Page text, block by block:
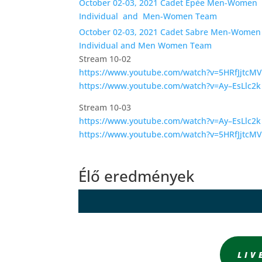
October 02-03, 2021 Cadet Epée Men-Women
Individual and Men-Women Team
October 02-03, 2021 Cadet Sabre Men-Women
Individual and Men Women Team
Stream 10-02
https://www.youtube.com/
https://www.youtube.com/watch?v=Ay–EsLlc2k
Stream 10-03
https://www.youtube.com/watch?v=Ay–EsLlc2k
https://www.youtube.com/
Élő eredmények